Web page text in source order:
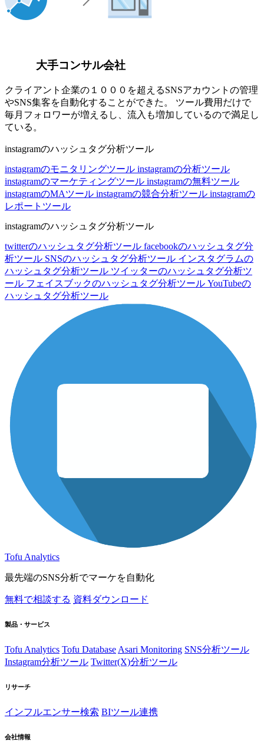
大手コンサル会社
クライアント企業の１０００を超えるSNSアカウントの管理
やSNS集客を自動化することができた。 ツール費用だけで
毎月フォロワーが増えるし、流入も増加しているので満足し
ている。
instagramのハッシュタグ分析ツール
instagramのモニタリングツール instagramの分析ツール
instagramのマーケティングツール instagramの無料ツール
instagramのMAツール instagramの競合分析ツール instagramの
レポートツール
instagramのハッシュタグ分析ツール
twitterのハッシュタグ分析ツール facebookのハッシュタグ分
析ツール SNSのハッシュタグ分析ツール インスタグラムの
ハッシュタグ分析ツール ツイッターのハッシュタグ分析ツ
ール フェイスブックのハッシュタグ分析ツール YouTubeの
ハッシュタグ分析ツール
Tofu Analytics
最先端のSNS分析でマーケを自動化
無料で相談する 資料ダウンロード
製品・サービス
Tofu Analytics Tofu Database Asari Monitoring SNS分析ツール
Instagram分析ツール Twitter(X)分析ツール
リサーチ
インフルエンサー検索 BIツール連携
会社情報